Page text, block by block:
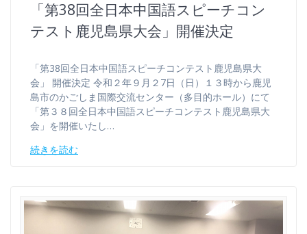
「第38回全日本中国語スピーチコン
テスト鹿児島県大会」開催決定
「第38回全日本中国語スピーチコンテスト鹿児島県大
会」 開催決定 令和２年９月２7日（日）１３時から鹿児
島市のかごしま国際交流センター（多目的ホール）にて
「第３８回全日本中国語スピーチコンテスト鹿児島県大
会」を開催いたし…
続きを読む